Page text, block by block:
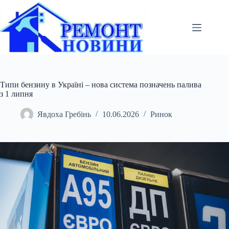
вмісту
Типи бензину в Україні – нова система позначень палива
з 1 липня
Явдоха Гребінь 10.06.2026 Ринок